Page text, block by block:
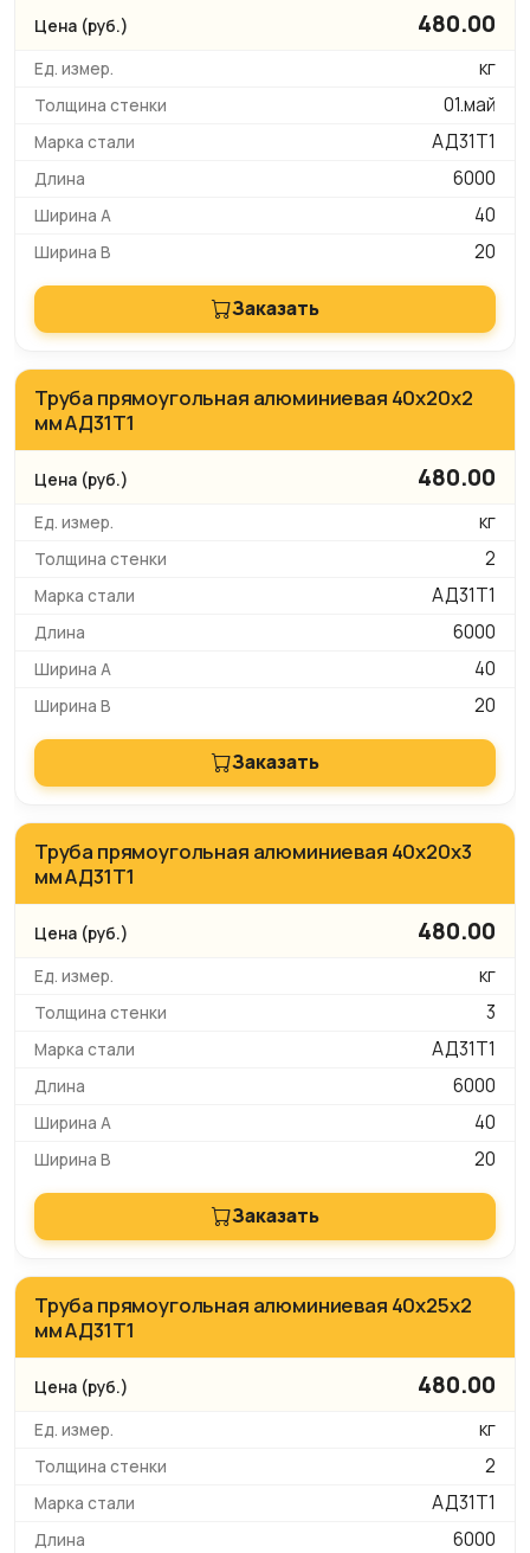
480.00
кг
01.май
АД31Т1
6000
40
20
Заказать
Труба прямоугольная алюминиевая 40х20х2
мм АД31Т1
480.00
кг
2
АД31Т1
6000
40
20
Заказать
Труба прямоугольная алюминиевая 40х20х3
мм АД31Т1
480.00
кг
3
АД31Т1
6000
40
20
Заказать
Труба прямоугольная алюминиевая 40х25х2
мм АД31Т1
480.00
кг
2
АД31Т1
6000